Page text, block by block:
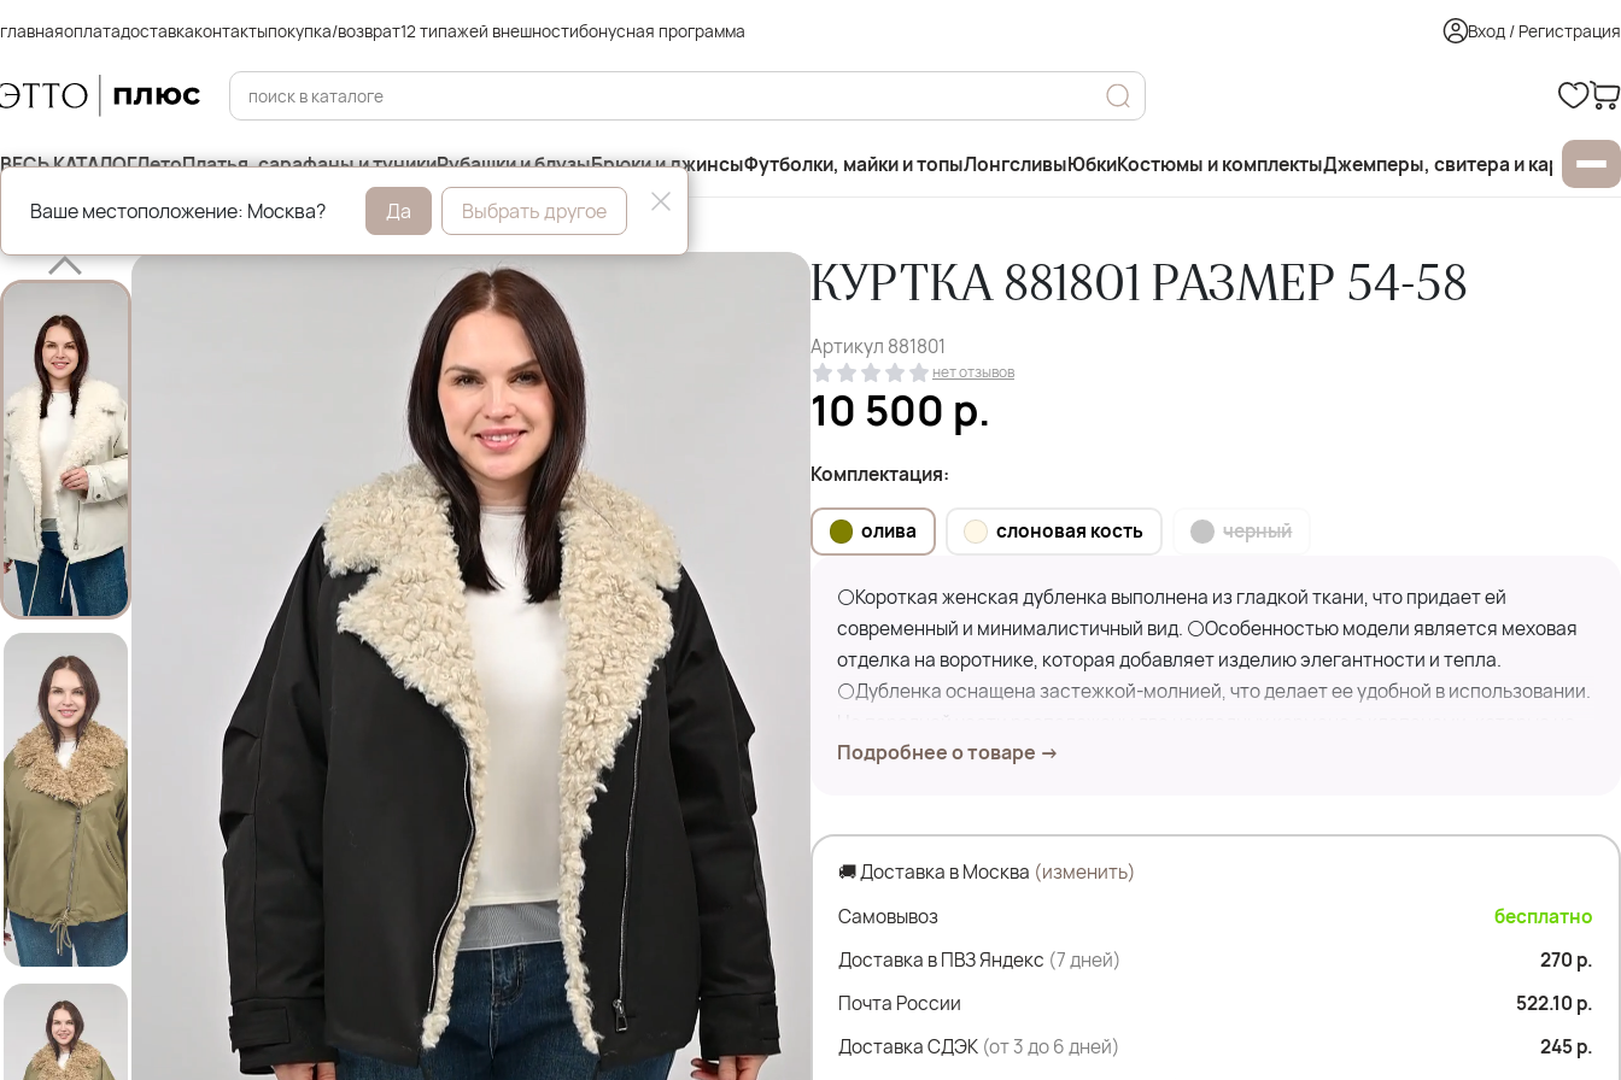
главнаяоплатадоставкаконтактыпокупка/возврат12 типажей внешностибонусная программа Вход / Регистрация
ВЕСЬ КАТАЛОГЛетоПлатья, сарафаны и туникиРубашки и блузыБрюки и джинсыФутболки, майки и топыЛонгсливыЮбкиКостюмы и комплектыДжемперы, свитера и
Главная Зимние пуховики и куртки
КУРТКА 881801 РАЗМЕР 54-58
Артикул 881801
нет отзывов
10 500 р.
Комплектация:
олива слоновая кость черный
⚪Короткая женская дубленка выполнена из гладкой ткани, что придает ей
современный и минималистичный вид. ⚪Особенностью модели является меховая
отделка на воротнике, которая добавляет изделию элегантности и тепла.
⚪Дубленка оснащена застежкой-молнией, что делает ее удобной в использовании.
На передней части расположены два накладных кармана с клапанами, которые не
только функциональны, но и подчеркивают стиль.
Замеры по изделию:
ПОГ- 74 см
Дл.изделия- 72 см
Дл.рукава- 81 см
Подробнее о товаре →
🚚 Доставка в Москва (изменить)
Самовывоз
бесплатно
Доставка в ПВЗ Яндекс (7 дней)
270 р.
Почта России
522.10 р.
Доставка СДЭК (от 3 до 6 дней)
245 р.
Ваше местоположение: Москва? Да Выбрать другое